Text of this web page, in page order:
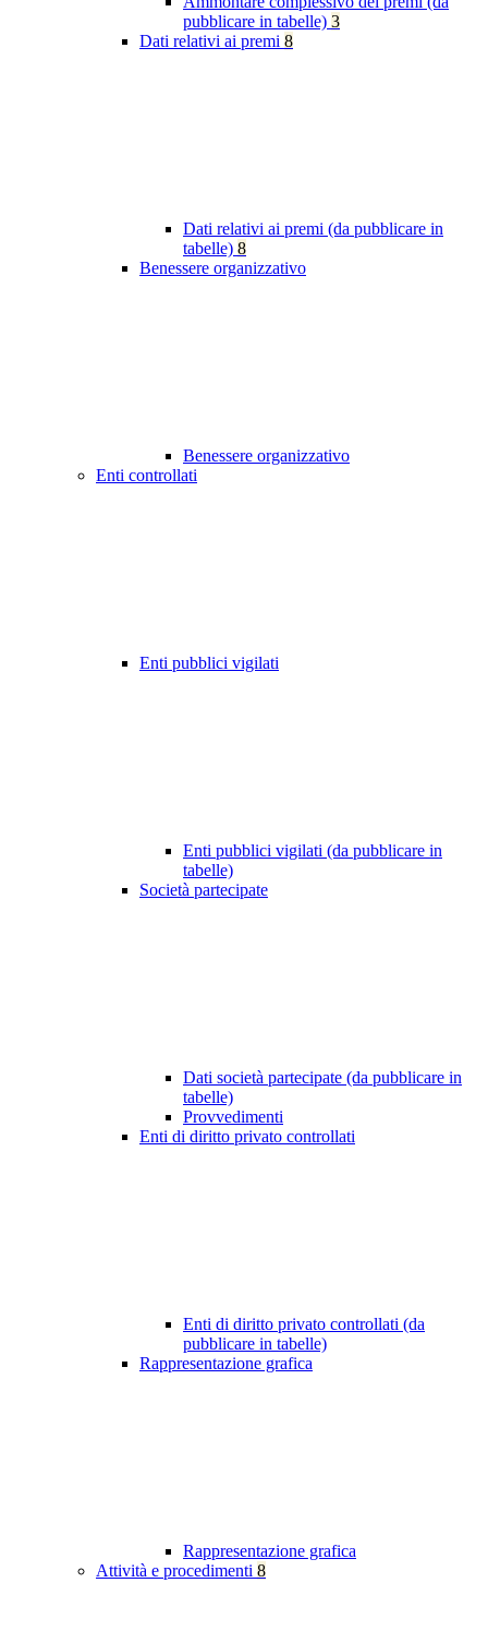
pubblicare in tabelle) 3
Dati relativi ai premi 8
Dati relativi ai premi (da pubblicare in
tabelle) 8
Benessere organizzativo
Benessere organizzativo
Enti controllati
Enti pubblici vigilati
Enti pubblici vigilati (da pubblicare in
tabelle)
Società partecipate
Dati società partecipate (da pubblicare in
tabelle)
Provvedimenti
Enti di diritto privato controllati
Enti di diritto privato controllati (da
pubblicare in tabelle)
Rappresentazione grafica
Rappresentazione grafica
Attività e procedimenti 8